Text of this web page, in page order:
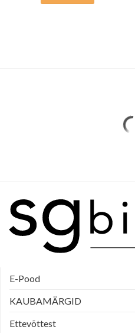
E-Pood
KAUBAMÄRGID
Ettevõttest